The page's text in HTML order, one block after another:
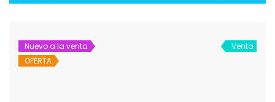
Nuevo a la venta
OFERTA
Venta